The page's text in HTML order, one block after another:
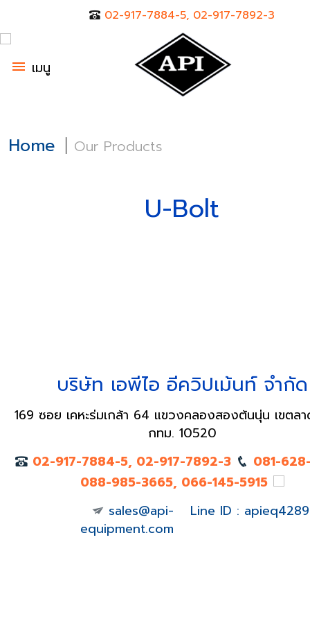
02-917-7884-5, 02-917-7892-3
menu เมนู
Home Our Products
U-Bolt
บริษัท เอพีไอ อีควิปเม้นท์ จำกัด
169 ซอย เคหะร่มเกล้า 64 แขวงคลองสองต้นนุ่น เขตล
กทม. 10520
02-917-7884-5, 02-917-7892-3
081-
088-985-3665, 066-145-5915
sales@api-
equipment.com
Line ID : apieq4289